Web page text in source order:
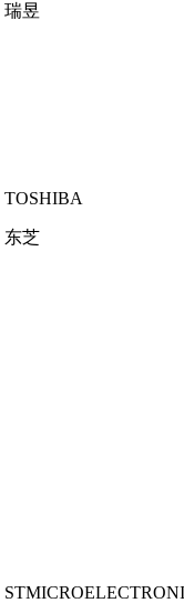
瑞昱
TOSHIBA
东芝